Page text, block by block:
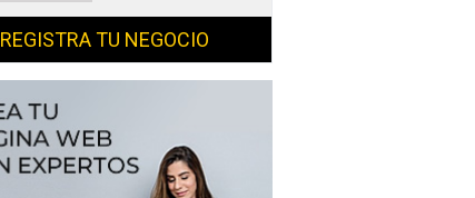
REGISTRA TU NEGOCIO